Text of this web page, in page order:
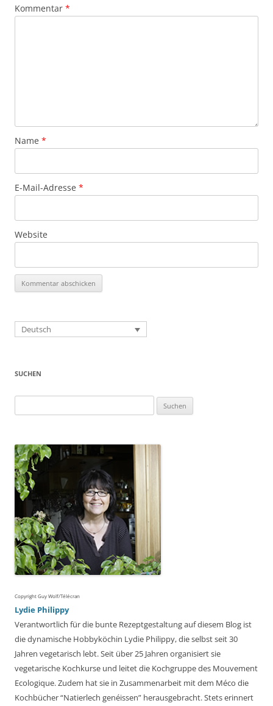
Kommentar *
Name *
E-Mail-Adresse *
Website
Deutsch
SUCHEN
nach:
Copyright Guy Wolf/Télécran
Lydie Philippy
Verantwortlich für die bunte Rezeptgestaltung auf diesem Blog ist
die dynamische Hobbyköchin Lydie Philippy, die selbst seit 30
Jahren vegetarisch lebt. Seit über 25 Jahren organisiert sie
vegetarische Kochkurse und leitet die Kochgruppe des Mouvement
Ecologique. Zudem hat sie in Zusammenarbeit mit dem Méco die
Kochbücher “Natierlech genéissen” herausgebracht. Stets erinnert